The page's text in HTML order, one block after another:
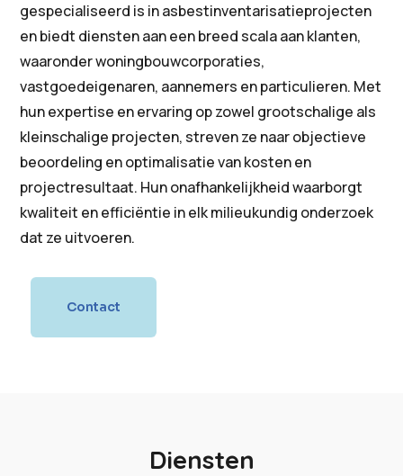
gespecialiseerd is in asbestinventarisatieprojecten
en biedt diensten aan een breed scala aan klanten,
waaronder woningbouwcorporaties,
vastgoedeigenaren, aannemers en particulieren. Met
hun expertise en ervaring op zowel grootschalige als
kleinschalige projecten, streven ze naar objectieve
beoordeling en optimalisatie van kosten en
projectresultaat. Hun onafhankelijkheid waarborgt
kwaliteit en efficiëntie in elk milieukundig onderzoek
dat ze uitvoeren.
Contact
Diensten